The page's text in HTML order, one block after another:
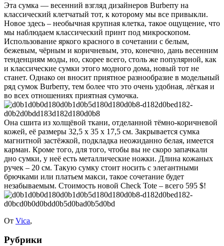
Эта сумка — весенний взгляд дизайнеров Burberry на
классический клетчатый тот, к которому мы все привыкли.
Новое здесь – необычная крупная клетка, такое ощущение, что
мы наблюдаем классический принт под микроскопом.
Использование яркого красного в сочетании с белым,
бежевым, чёрным и коричневым, это, конечно, дань весенним
тенденциям моды, но, скорее всего, столь же популярной, как
и классические сумки этого модного дома, новый тот не
станет. Однако он вносит приятное разнообразие в модельный
ряд сумок Burberry, тем более что это очень удобная, лёгкая и
во всех отношениях приятная сумочка.
Она сшита из холщёвой ткани, отделанной тёмно-коричневой
кожей, её размеры 32,5 х 35 х 17,5 см. Закрывается сумка
магнитной застёжкой, подкладка неожиданно белая, имеется
карман. Кроме того, для того, чтобы вы не скоро запачкали
дно сумки, у неё есть металлические ножки. Длина кожаных
ручек – 20 см. Такую сумку стоит носить с элегантными
брючками или платьем макси, такое сочетание будет
незабываемым. Стоимость новой Check Tote – всего 595 $!
От Vica,
Рубрики